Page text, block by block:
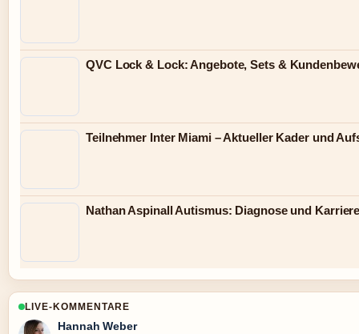
QVC Lock & Lock: Angebote, Sets &
Teilnehmer Inter Miami – Aktueller Kader und
Nathan Aspinall Autismus: Diagnose und
LIVE-KOMMENTARE
Hannah Weber